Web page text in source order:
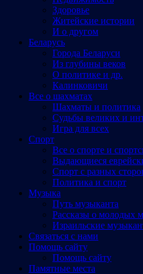
Здоровье
Житейские истории
И о другом
Беларусь
Города Беларуси
Из глубины веков
О политике и др.
Калинковичи
Все о шахматах
Шахматы и политика
Судьбы великих и
Игра для всех
Спорт
Все о спорте и
Выдающиеся
Спорт с разных
Политика и спорт
Музыка
Путь музыканта
Рассказы о молодых
Израильские
Cвязаться с нами
Помощь сайту
Помощь сайту
Памятные места